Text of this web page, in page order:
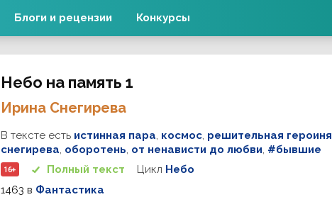
Небо на память 1
Ирина Снегирева
В тексте есть истинная пара космос решительная героиня
снегирева оборотень от ненависти до любви #бывшие
16+ Полный текст Цикл Небо
1463 в Фантастика
Блоги и рецензии Конкурсы